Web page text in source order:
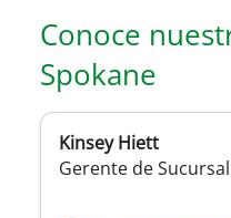
Conoce
Spokane
Kinsey Hiett
Gerente de Sucursal